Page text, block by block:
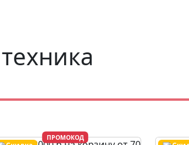
ПРОМОКОД